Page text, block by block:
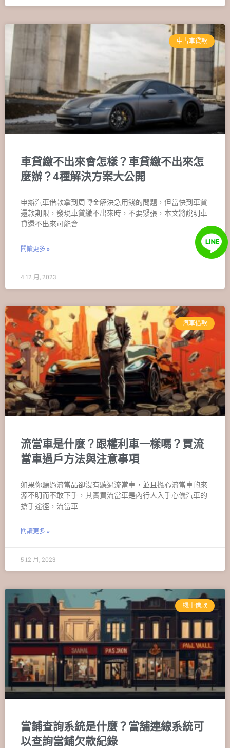
中古車貸款
車貸繳不出來會怎樣？車貸繳不出來怎
麼辦？4種解決方案大公開
申辦汽車借款拿到周轉金解決急用錢的問題，但當快到車貸
還款期限，發現車貸繳不出來時，不要緊張，本文將說明車
貸還不出來可能會
閱讀更多 »
4 12 月, 2023
汽車借款
流當車是什麼？跟權利車一樣嗎？買流
當車過戶方法與注意事項
如果你聽過流當品卻沒有聽過流當車，並且擔心流當車的來
源不明而不敢下手，其實買流當車是內行人入手心儀汽車的
搶手途徑，流當車
閱讀更多 »
5 12 月, 2023
機車借款
當鋪查詢系統是什麼？當舖連線系統可
以查詢當鋪欠款紀錄